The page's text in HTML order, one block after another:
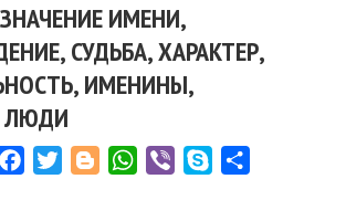
ИМЕНИ,
СУДЬБА, ХАРАКТЕР,
ИМЕНИНЫ,
ЛЮДИ
TelegramFacebookTwitterBloggerWhatsApp
Viber Skype